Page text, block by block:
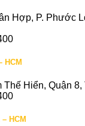
Hợp, P. Phước
HCM
Thế Hiển, Quận 8,
– HCM